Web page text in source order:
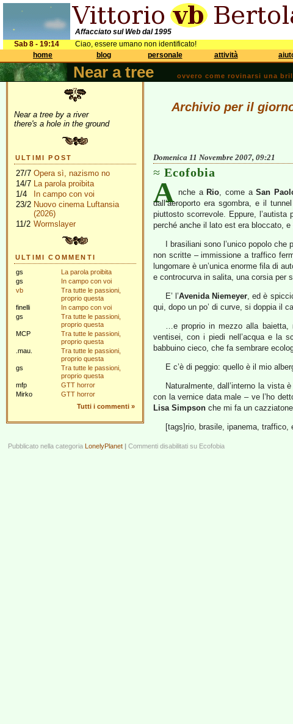
Affacciato sul Web dal 1995
Sab 8 - 19:14
Ciao, essere umano non identificato!
home
blog personale attività
Near a tree ovvero come rovinarsi una
Near a tree by a river
there's a hole in the ground
ULTIMI POST
27/7 Opera sì, nazismo no
14/7 La parola proibita
1/4
In campo con voi
23/2 Nuovo cinema Luftansia
(2026)
11/2 Wormslayer
ULTIMI COMMENTI
gs
La parola proibita
gs
In campo con voi
vb
Tra tutte le passioni,
proprio questa
finelli
In campo con voi
gs
Tra tutte le passioni,
proprio questa
MCP
Tra tutte le passioni,
proprio questa
.mau.
Tra tutte le passioni,
proprio questa
gs
Tra tutte le passioni,
proprio questa
mfp
GTT horror
Mirko
GTT horror
Tutti i commenti »
Archivio per il
Domenica 11 Novembre 2007, 09:21
Ecofobia
A nche a Rio, come aSan
dall’aeroporto era sgombra, e il
piuttosto scorrevole. Eppure,
perché anche il lato est era bloccato,
I brasiliani sono l’unico popolo
non scritte – immissione a traffico
lungomare è un’unica enorme fila di
e controcurva in salita, una corsia per
E’ l’Avenida Niemeyer, ed è
qui, dopo un po’ di curve, si doppia il
…e proprio in mezzo alla baietta,
ventisei, con i piedi nell’acqua e la
babbuino cieco, che fa sembrare
E c’è di peggio: quello è il mio
Naturalmente, dall’interno la
con la vernice data male – ve l’ho
Lisa Simpson che mi fa un
[tags]rio, brasile, ipanema,
Pubblicato nella categoria LonelyPlanet | Commenti disabilitati su Ecofobia